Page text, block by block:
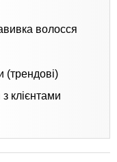
волосся
(трендові)
клієнтами